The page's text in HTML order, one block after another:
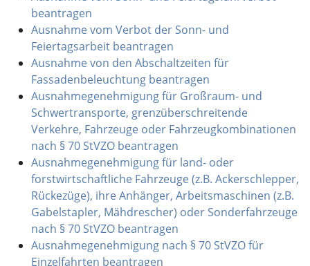
beantragen
Ausnahme vom Verbot der Sonn- und
Feiertagsarbeit beantragen
Ausnahme von den Abschaltzeiten für
Fassadenbeleuchtung beantragen
Ausnahmegenehmigung für Großraum- und
Schwertransporte, grenzüberschreitende
Verkehre, Fahrzeuge oder Fahrzeugkombinationen
nach § 70 StVZO beantragen
Ausnahmegenehmigung für land- oder
forstwirtschaftliche Fahrzeuge (z.B. Ackerschlepper,
Rückezüge), ihre Anhänger, Arbeitsmaschinen (z.B.
Gabelstapler, Mähdrescher) oder Sonderfahrzeuge
nach § 70 StVZO beantragen
Ausnahmegenehmigung nach § 70 StVZO für
Einzelfahrten beantragen